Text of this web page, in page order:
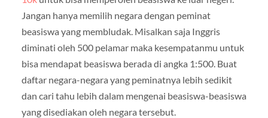
Jangan hanya memilih negara dengan peminat
beasiswa yang membludak. Misalkan saja Inggris
diminati oleh 500 pelamar maka kesempatanmu untuk
bisa mendapat beasiswa berada di angka 1:500. Buat
daftar negara-negara yang peminatnya lebih sedikit
dan cari tahu lebih dalam mengenai beasiswa-beasiswa
yang disediakan oleh negara tersebut.